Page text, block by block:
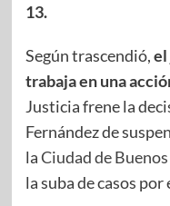
13.
Según trascendió,el
trabaja en una
Justicia frene la
Fernández de
laCiudad de
la suba de casos